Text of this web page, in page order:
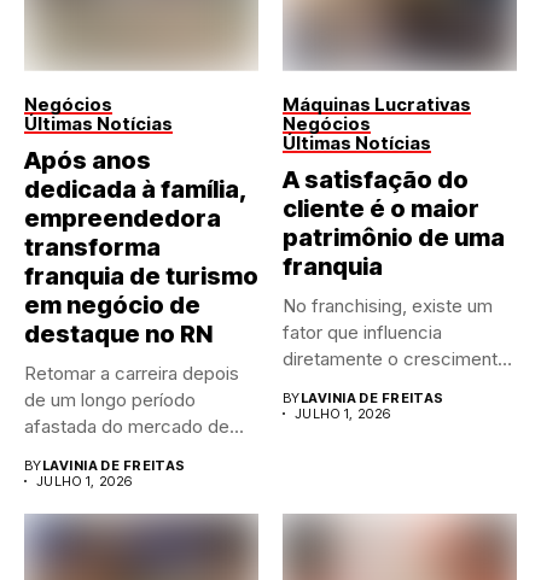
Negócios
Últimas Notícias
Após anos
dedicada à família,
empreendedora
transforma
franquia de turismo
em negócio de
destaque no RN
Retomar a carreira depois
de um longo período
afastada do mercado de...
BYLAVINIA DE FREITAS
JULHO 1, 2026
Máquinas Lucrativas
Negócios
Últimas Notícias
A satisfação do
cliente é o maior
patrimônio de uma
franquia
No franchising, existe um
fator que influencia
diretamente o crescimento
BYLAVINIA DE FREITAS
JULHO 1, 2026